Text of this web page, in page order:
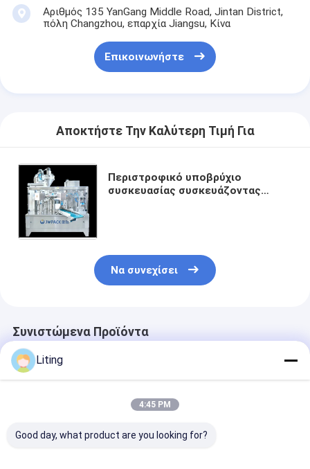
Αριθμός 135 YanGang Middle Road, Jintan District,
πόλη Changzhou, επαρχία Jiangsu, Κίνα
Επικοινωνήστε
Αποκτήστε Την Καλύτερη Τιμή Για
Περιστροφικό υποβρύχιο
συσκευασίας συσκευάζοντας
Να συνεχίσει
Συνιστώμενα Προϊόντα
Liting
4:45 PM
Good day, what product are you looking for?